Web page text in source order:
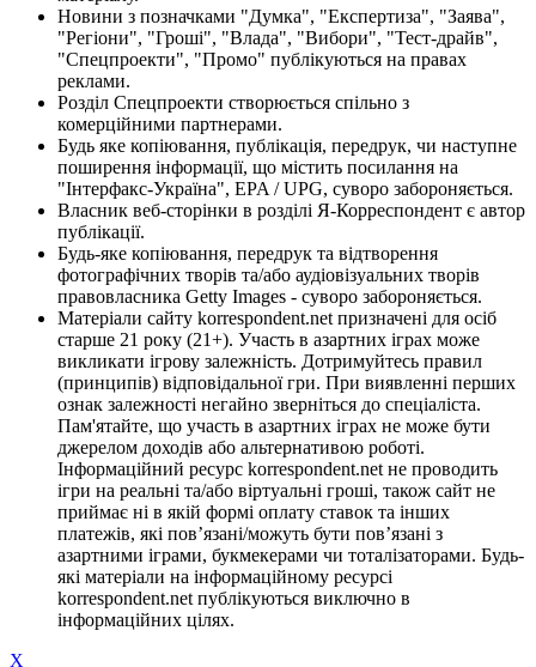
Новини з позначками "Думка", "Експертиза", "Заява",
"Регіони", "Гроші", "Влада", "Вибори", "Тест-драйв",
"Спецпроекти", "Промо" публікуються на правах
реклами.
Розділ Спецпроекти створюється спільно з
комерційними партнерами.
Будь яке копіювання, публікація, передрук, чи наступне
поширення інформації, що містить посилання на
"Інтерфакс-Україна", EPA / UPG, суворо забороняється.
Власник веб-сторінки в розділі Я-Корреспондент є автор
публікації.
Будь-яке копіювання, передрук та відтворення
фотографічних творів та/або аудіовізуальних творів
правовласника Getty Images - суворо забороняється.
Матеріали сайту korrespondent.net призначені для осіб
старше 21 року (21+). Участь в азартних іграх може
викликати ігрову залежність. Дотримуйтесь правил
(принципів) відповідальної гри. При виявленні перших
ознак залежності негайно зверніться до спеціаліста.
Пам'ятайте, що участь в азартних іграх не може бути
джерелом доходів або альтернативою роботі.
Інформаційний ресурс korrespondent.net не проводить
ігри на реальні та/або віртуальні гроші, також сайт не
приймає ні в якій формі оплату ставок та інших
платежів, які пов’язані/можуть бути пов’язані з
азартними іграми, букмекерами чи тоталізаторами. Будь-
які матеріали на інформаційному ресурсі
korrespondent.net публікуються виключно в
інформаційних цілях.
X